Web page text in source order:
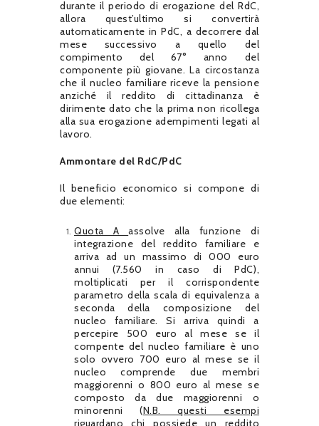
durante il periodo di erogazione del RdC,
allora quest’ultimo si convertirà
automaticamente in PdC, a decorrere dal
mese successivo a quello del
compimento del 67° anno del
componente più giovane. La circostanza
che il nucleo familiare riceve la pensione
anziché il reddito di cittadinanza è
dirimente dato che la prima non ricollega
alla sua erogazione adempimenti legati al
lavoro.
Ammontare del RdC/PdC
Il beneficio economico si compone di
due elementi:
Quota Aassolve alla funzione di
integrazione del reddito familiare e
arriva ad un massimo di 000 euro
annui (7.560 in caso di PdC),
moltiplicati per il corrispondente
parametro della scala di equivalenza a
seconda della composizione del
nucleo familiare. Si arriva quindi a
percepire 500 euro al mese se il
compente del nucleo familiare è uno
solo ovvero 700 euro al mese se il
nucleo comprende due membri
maggiorenni o 800 euro al mese se
composto da due maggiorenni o
minorenni (N.B. questi esempi
riguardano chi possiede un reddito